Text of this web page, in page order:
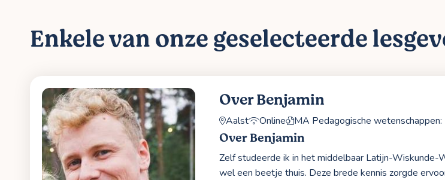
Enkele van onze geselecteerde
Over Benjamin
Aalst Online MA Pedagogische
Over Benjamin
Zelf studeerde ik in het middelbaar Latijn-Wiskunde-
wel een beetje thuis. Deze brede kennis zorgde